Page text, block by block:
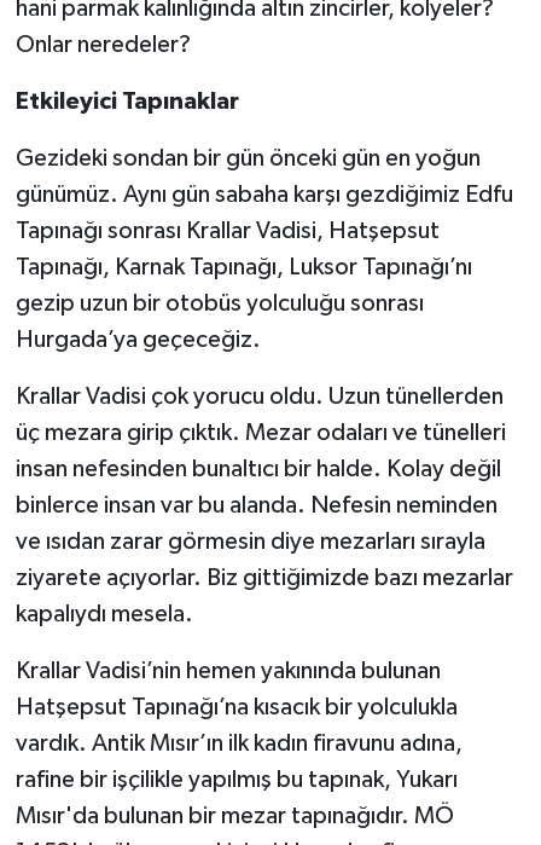
hani parmak kalınlığında altın zincirler, kolyeler?
Onlar neredeler?
Etkileyici Tapınaklar
Gezideki sondan bir gün önceki gün en yoğun
günümüz. Aynı gün sabaha karşı gezdiğimiz Edfu
Tapınağı sonrası Krallar Vadisi, Hatşepsut
Tapınağı, Karnak Tapınağı, Luksor Tapınağı’nı
gezip uzun bir otobüs yolculuğu sonrası
Hurgada’ya geçeceğiz.
Krallar Vadisi çok yorucu oldu. Uzun tünellerden
üç mezara girip çıktık. Mezar odaları ve tünelleri
insan nefesinden bunaltıcı bir halde. Kolay değil
binlerce insan var bu alanda. Nefesin neminden
ve ısıdan zarar görmesin diye mezarları sırayla
ziyarete açıyorlar. Biz gittiğimizde bazı mezarlar
kapalıydı mesela.
Krallar Vadisi’nin hemen yakınında bulunan
Hatşepsut Tapınağı’na kısacık bir yolculukla
vardık. Antik Mısır’ın ilk kadın firavunu adına,
rafine bir işçilikle yapılmış bu tapınak, Yukarı
Mısır'da bulunan bir mezar tapınağıdır. MÖ